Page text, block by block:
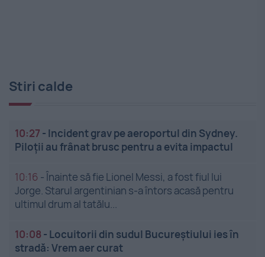
Stiri calde
10:27 - Incident grav pe aeroportul din Sydney.
Piloții au frânat brusc pentru a evita impactul
10:16 -Înainte să fie Lionel Messi, a fost fiul lui
Jorge. Starul argentinian s-a întors acasă pentru
ultimul drum al tatălu...
10:08 - Locuitorii din sudul Bucureștiului ies în
stradă: Vrem aer curat